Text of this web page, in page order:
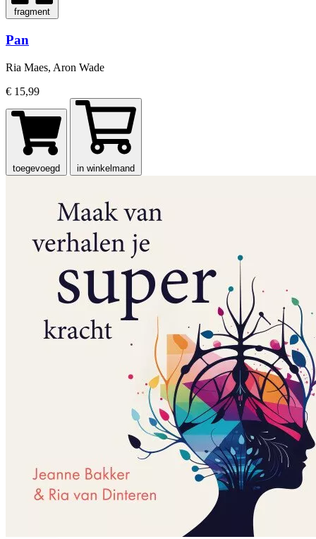
fragment
Pan
Ria Maes, Aron Wade
€ 15,99
toegevoegd in winkelmand